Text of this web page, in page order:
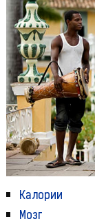
Калории
Мозг